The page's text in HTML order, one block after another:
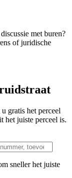
met buren?
of juridische
gratis het perceel
het juiste perceel is.
sneller het juiste